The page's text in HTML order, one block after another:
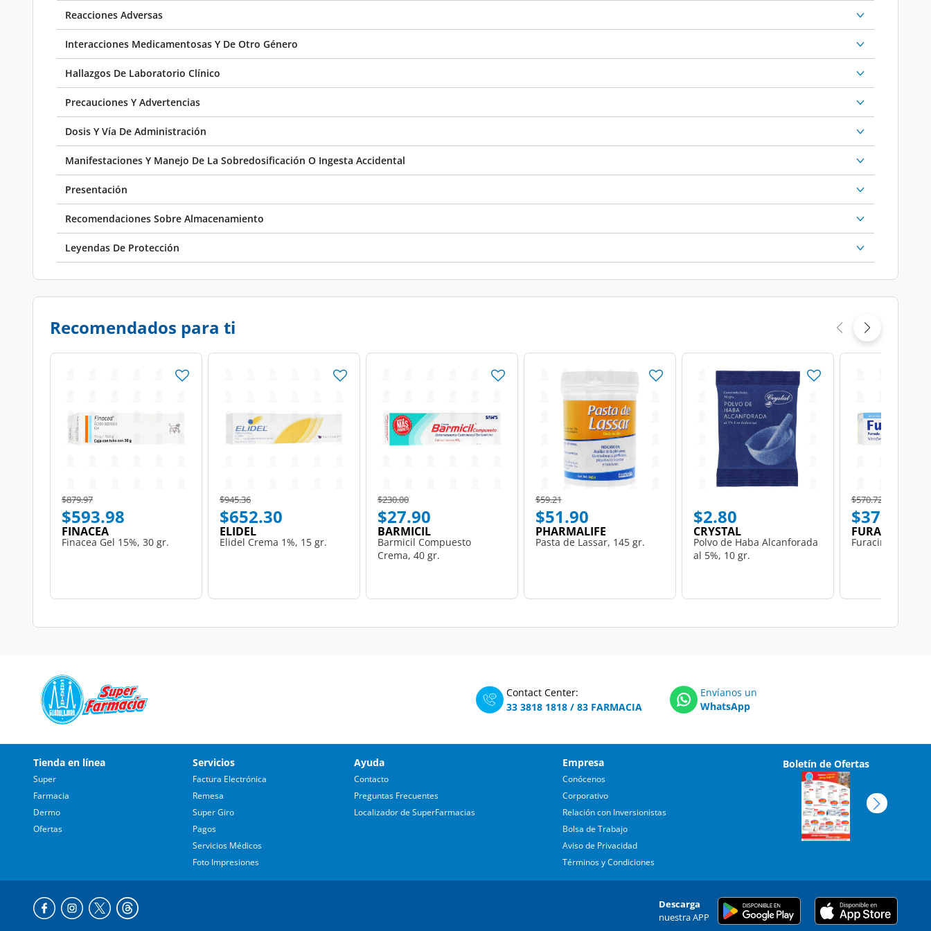
Reacciones Adversas
Interacciones Medicamentosas Y De Otro Género
Hallazgos De Laboratorio Clínico
Precauciones Y Advertencias
Dosis Y Vía De Administración
Manifestaciones Y Manejo De La Sobredosificación O Ingesta Accidental
Presentación
Recomendaciones Sobre Almacenamiento
Leyendas De Protección
Recomendados para ti
Price reduced from
$879.97to
$593.98
FINACEA
Finacea Gel 15%, 30 gr.
Price reduced from
$945.36to
$652.30
ELIDEL
Elidel Crema 1%, 15 gr.
Price reduced from
$230.00to
$27.90
BARMICIL
Barmicil Compuesto
Crema, 40 gr.
Price reduced from
$59.21to
$51.90
PHARMALIFE
Pasta de Lassar, 145 gr.
$2.80
CRYSTAL
Polvo de Haba Alcanforada
al 5%, 10 gr.
Price reduced from
$570.72
$379.53
FURACIN
Furacin
Contact Center:
33 3818 1818 / 83 FARMACIA
Envíanos un
WhatsApp
Tienda en línea
Super
Farmacia
Dermo
Ofertas
Servicios
Factura Electrónica
Remesa
Super Giro
Pagos
Servicios Médicos
Foto Impresiones
Ayuda
Contacto
Preguntas Frecuentes
Localizador de SuperFarmacias
Empresa
Conócenos
Corporativo
Relación con Inversionistas
Bolsa de Trabajo
Aviso de Privacidad
Términos y Condiciones
Boletín de Ofertas
Descarga
nuestra APP